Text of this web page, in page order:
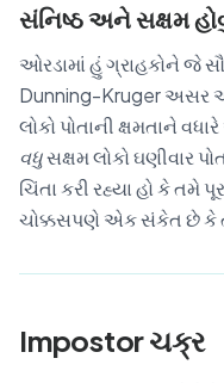
સંનિષ્ઠ અને સક્ષમ
ઓરડામાં હું ગ્રાહકોને જે
Dunning-Kruger
લોકો પોતાની ક્ષમતાને
વધુસક્ષમ લોકો ઘણીવાર
ચિંતા કરી રહ્યા હો કે તમે
ચોક્કસપણે એક સંકેત છે કે
Impostor ચક્ર